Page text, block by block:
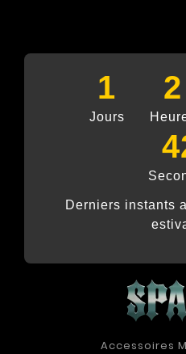
1
Jours
2
Derniers instants
Accessoires